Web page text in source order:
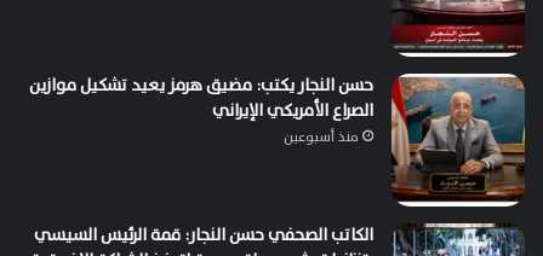
حسن النجار يكتب: مضيق هرمز يعيد تشكيل موازين
الصراع الأمريكي الإيراني
منذ أسبوعين
الكاتب الصحفي حسن النجار: قمة الرئيس السيسي